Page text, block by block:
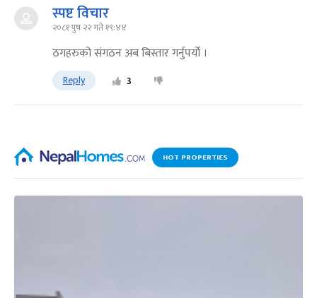
स्पष्ट विचार
२०८१ पुष २२ गते १९:४४
ठगहरुको संगठन अब बिस्तार गर्नुपर्यो ।
Reply 3
HOT PROPERTIES